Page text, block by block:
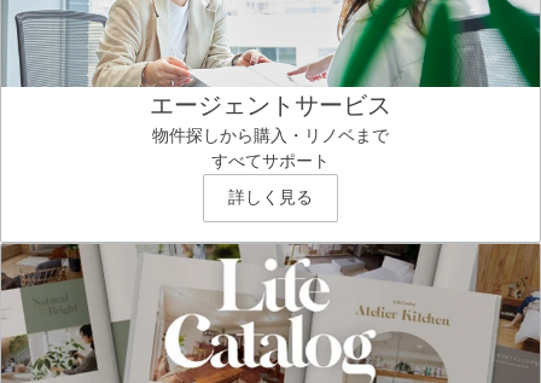
エージェントサービス
物件探しから購入・リノベまで
すべてサポート
詳しく見る